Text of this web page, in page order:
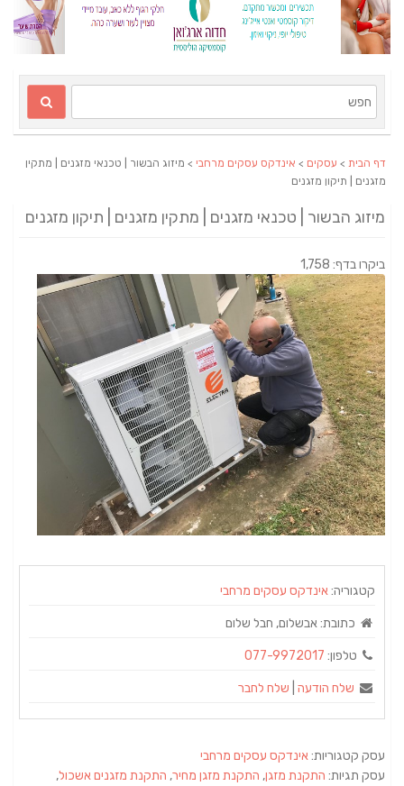
דף הבית > עסקים > אינדקס עסקים מרחבי > מיזוג הבשור | טכנאי מזגנים | מתקין
מזגנים | תיקון מזגנים
מיזוג הבשור | טכנאי מזגנים | מתקין מזגנים | תיקון מזגנים
ביקרו בדף: 1,758
קטגוריה:אינדקס עסקים מרחבי
כתובת:אבשלום, חבל שלום
טלפון: 077-9972017
שלח הודעה שלח לחבר
עסק קטגוריות:אינדקס עסקים מרחבי
עסק תגיות: התקנת מזגן, התקנת מזגן מחיר, התקנת מזגנים אשכול,